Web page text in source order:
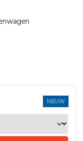
NIEUW